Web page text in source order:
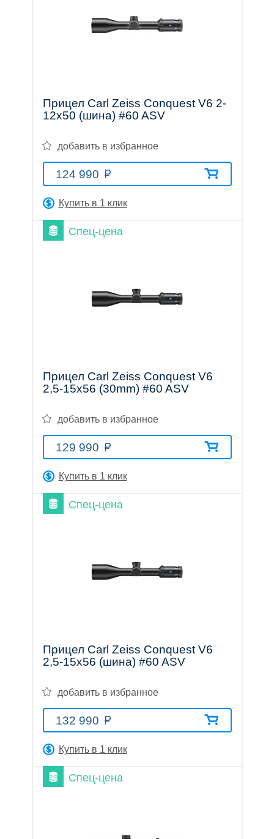
Прицел Carl Zeiss Conquest V6 2-
12x50 (шина) #60 ASV
добавить в избранное
124 990
Купить в 1 клик
Спец-цена
Прицел Carl Zeiss Conquest V6
2,5-15x56 (30mm) #60 ASV
добавить в избранное
129 990
Купить в 1 клик
Спец-цена
Прицел Carl Zeiss Conquest V6
2,5-15x56 (шина) #60 ASV
добавить в избранное
132 990
Купить в 1 клик
Спец-цена